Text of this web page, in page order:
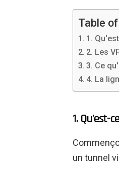
Table
1.
2. Les
3. Ce
4. La
1. Qu'est-
un tunnel